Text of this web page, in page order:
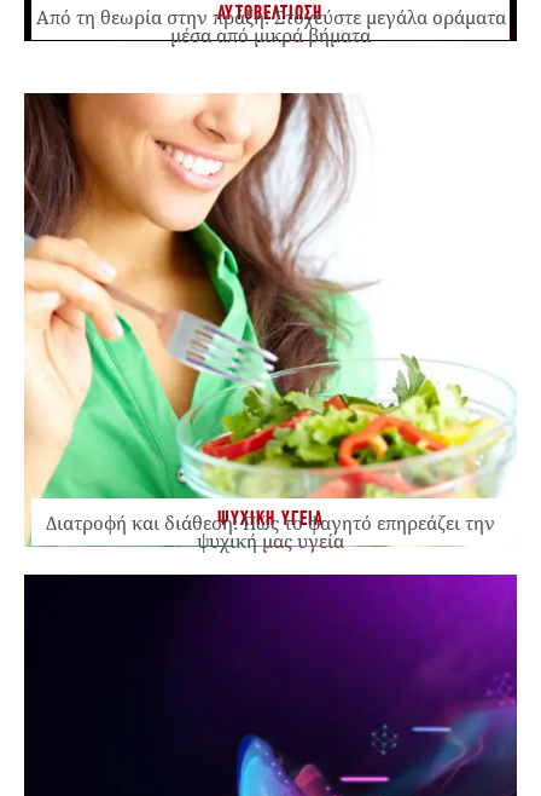
ΑΥΤΟΒΕΛΤΙΩΣΗ
Από τη θεωρία στην πράξη: Στοχεύστε μεγάλα οράματα
μέσα από μικρά βήματα
ΨΥΧΙΚΗ ΥΓΕΙΑ
Διατροφή και διάθεση: Πώς το φαγητό επηρεάζει την
ψυχική μας υγεία